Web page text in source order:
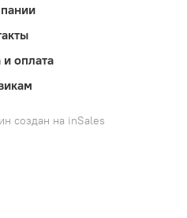
и оплата
создан на inSales